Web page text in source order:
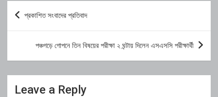
Post
navigation
প্রকাশিত সংবাদের প্রতিবাদ
পঞ্চগড়ে গোপনে তিন বিষয়ের পরীক্ষা ২ ঘন্টায় দিলেন এসএসসি পরীক্ষার্থী
Leave a Reply